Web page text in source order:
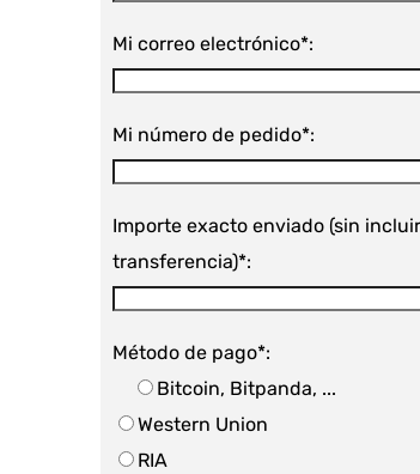
Mi correo electrónico*:
Mi número de pedido*:
Importe exacto enviado (sin
transferencia)*:
Método de pago*:
Bitcoin, Bitpanda, ...
Western Union
RIA